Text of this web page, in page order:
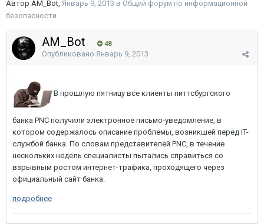
Автор AM_Bot, Январь 9, 2013 в Общий форум по информационной
безопасности
AM_Bot 48
Опубликовано Январь 9, 2013
В прошлую пятницу все клиенты питтсбургского
банка PNC получили электронное письмо-уведомление, в
котором содержалось описание проблемы, возникшей перед IT-
службой банка. По словам представителей PNC, в течение
нескольких недель специалисты пытались справиться со
взрывным ростом интернет-трафика, проходящего через
официальный сайт банка.
подробнее